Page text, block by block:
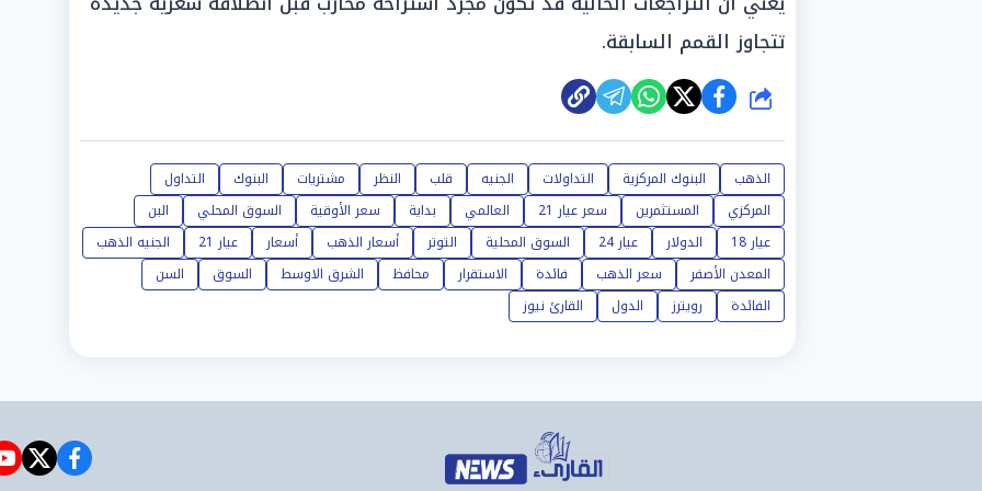
تتجاوز القمم السابقة.
شارك
الذهب البنوك المركزية التداولات الجنيه قلب النظر مشتريات البنوك
التداول
المركزي
المستثمرين سعر عيار 21 العالمي بداية سعر الأوقية السوق المحلي
البن
عيار 18
الدولار عيار 24 السوق المحلية التوتر أسعار الذهب أسعار عيار 21
الجنيه الذهب
المعدن الأصفر
سعر الذهب فائدة الاستقرار محافظ الشرق الاوسط السوق
السن
الفائدة
رويترز الدول القارئ نيوز
facebook